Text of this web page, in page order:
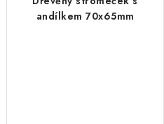
andílkem 70x65mm